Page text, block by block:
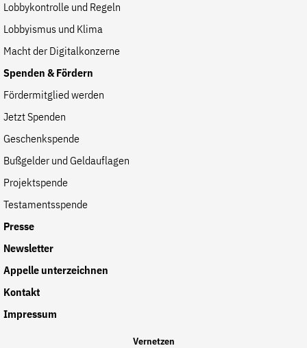
Lobbykontrolle und Regeln
Lobbyismus und Klima
Macht der Digitalkonzerne
Spenden & Fördern
Fördermitglied werden
Jetzt Spenden
Geschenkspende
Bußgelder und Geldauflagen
Projektspende
Testamentsspende
Presse
Newsletter
Appelle unterzeichnen
Kontakt
Impressum
Vernetzen